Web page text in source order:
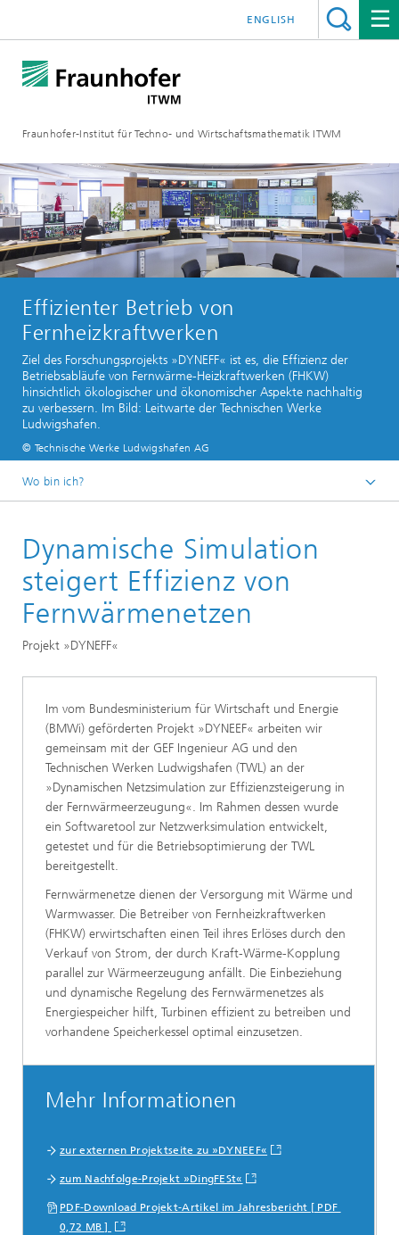
Fraunhofer-Institut für Techno- und Wirtschaftsmathematik ITWM
ENGLISH
Effizienter Betrieb von
Fernheizkraftwerken
Ziel des Forschungsprojekts »DYNEFF« ist es, die Effizienz der
Betriebsabläufe von Fernwärme-Heizkraftwerken (FHKW)
hinsichtlich ökologischer und ökonomischer Aspekte nachhaltig
zu verbessern. Im Bild: Leitwarte der Technischen Werke
Ludwigshafen.
© Technische Werke Ludwigshafen AG
Wo bin ich?
Abteilungen und Bereiche
Bereich »Prozesse und Materialien«
und Wärmenetze simulieren, steuern und regeln
Dynamische Simulation
steigert Effizienz von
Fernwärmenetzen
Projekt »DYNEFF«
Im vom Bundesministerium für Wirtschaft und Energie
(BMWi) geförderten Projekt »DYNEEF« arbeiten wir
gemeinsam mit der GEF Ingenieur AG und den
Technischen Werken Ludwigshafen (TWL) an der
»Dynamischen Netzsimulation zur Effizienzsteigerung in
der Fernwärmeerzeugung«. Im Rahmen dessen wurde
ein Softwaretool zur Netzwerksimulation entwickelt,
getestet und für die Betriebsoptimierung der TWL
bereitgestellt.
Fernwärmenetze dienen der Versorgung mit Wärme und
Warmwasser. Die Betreiber von Fernheizkraftwerken
(FHKW) erwirtschaften einen Teil ihres Erlöses durch den
Verkauf von Strom, der durch Kraft-Wärme-Kopplung
parallel zur Wärmeerzeugung anfällt. Die Einbeziehung
und dynamische Regelung des Fernwärmenetzes als
Energiespeicher hilft, Turbinen effizient zu betreiben und
vorhandene Speicherkessel optimal einzusetzen.
Mehr Informationen
zur externen Projektseite zu »DYNEEF«
zum Nachfolge-Projekt »DingFESt«
PDF-Download Projekt-Artikel im Jahresbericht [ PDF
0,72 MB ]